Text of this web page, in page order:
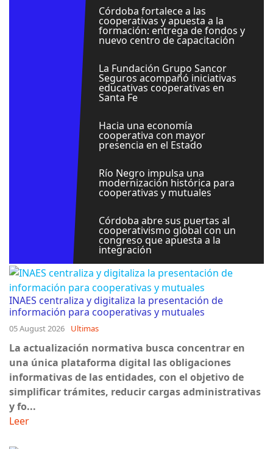
Córdoba fortalece a las
cooperativas y apuesta a la
formación: entrega de fondos y
nuevo centro de capacitación
La Fundación Grupo Sancor
Seguros acompañó iniciativas
educativas cooperativas en
Santa Fe
Hacia una economía
cooperativa con mayor
presencia en el Estado
Río Negro impulsa una
modernización histórica para
cooperativas y mutuales
Córdoba abre sus puertas al
cooperativismo global con un
congreso que apuesta a la
integración
INAES centraliza y digitaliza la presentación de
información para cooperativas y mutuales
05 August 2026 Ultimas
La actualización normativa busca concentrar en
una única plataforma digital las obligaciones
informativas de las entidades, con el objetivo de
simplificar trámites, reducir cargas administrativas
y fo...
Leer